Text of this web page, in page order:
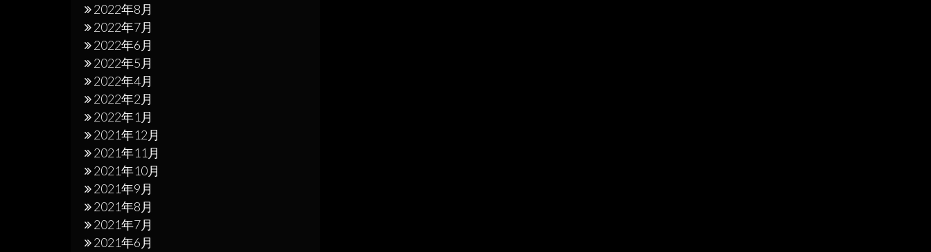
2022年8月
2022年7月
2022年6月
2022年5月
2022年4月
2022年2月
2022年1月
2021年12月
2021年11月
2021年10月
2021年9月
2021年8月
2021年7月
2021年6月